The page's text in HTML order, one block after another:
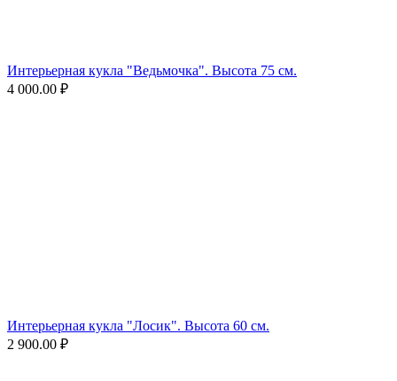
Интерьерная кукла "Ведьмочка". Высота 75 см.
4 000.00 ₽
Интерьерная кукла "Лосик". Высота 60 см.
2 900.00 ₽